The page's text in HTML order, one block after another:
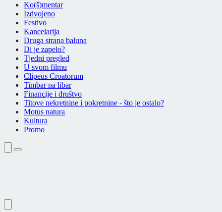
Ko(š)mentar
Izdvojeno
Festivo
Kancelarija
Druga strana baluna
Di je zapelo?
Tjedni pregled
U svom filmu
Clipeus Croatorum
Timbar na libar
Financije i društvo
Titove nekretnine i pokretnine - što je ostalo?
Motus natura
Kultura
Promo